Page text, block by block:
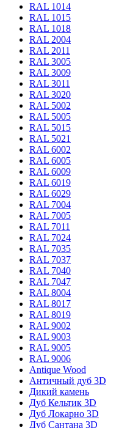
RAL 1014
RAL 1015
RAL 1018
RAL 2004
RAL 2011
RAL 3005
RAL 3009
RAL 3011
RAL 3020
RAL 5002
RAL 5005
RAL 5015
RAL 5021
RAL 6002
RAL 6005
RAL 6009
RAL 6019
RAL 6029
RAL 7004
RAL 7005
RAL 7011
RAL 7024
RAL 7035
RAL 7037
RAL 7040
RAL 7047
RAL 8004
RAL 8017
RAL 8019
RAL 9002
RAL 9003
RAL 9005
RAL 9006
Antique Wood
Античный дуб 3D
Дикий камень
Дуб Кельтик 3D
Дуб Локарно 3D
Дуб Сантана 3D